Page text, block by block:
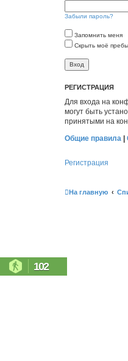
Забыли пароль?
Запомнить меня
Скрыть моё
РЕГИСТРАЦИЯ
Для входа на
могут быть
принятыми на
Общие правила |
Регистрация
На главную
102